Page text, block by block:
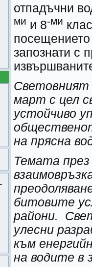
отпадъчни
ми и 8-ми
запознати с
Световният
март с цел
устойчиво
на прясна
Темата през
битовите
райони.
улесни
към
на водите в